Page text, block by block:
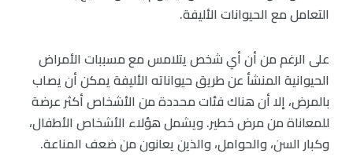
التعامل مع الحيوانات الأليفة.
على الرغم من أن أي شخص يتلامس مع مسببات الأمراض
الحيوانية المنشأ عن طريق حيواناته الأليفة يمكن أن يصاب
بالمرض، إلا أن هناك فئات محددة من الأشخاص أكثر عرضة
للمعاناة من مرض خطير. ويشمل هؤلاء الأشخاص الأطفال،
وكبار السن، والحوامل، والذين يعانون من ضعف المناعة.